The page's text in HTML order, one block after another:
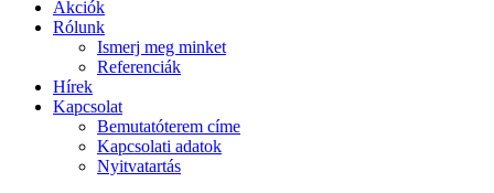
Akciók
Rólunk
Ismerj meg minket
Referenciák
Hírek
Kapcsolat
Bemutatóterem címe
Kapcsolati adatok
Nyitvatartás